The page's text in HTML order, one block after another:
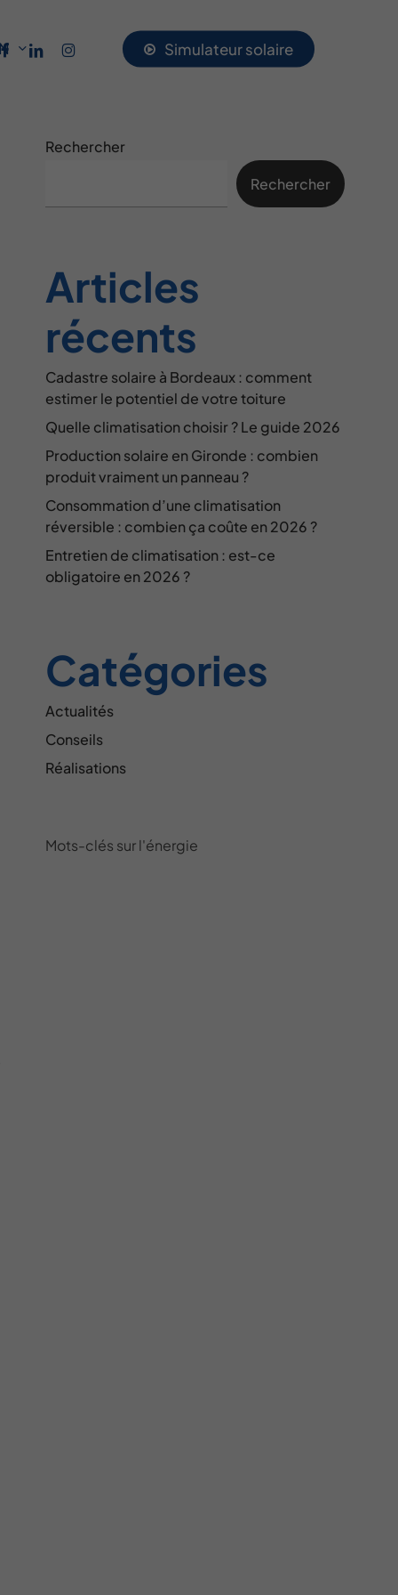
linkedininstagram Simulateursolaire
Rechercher
Rechercher
Articles
récents
Cadastre solaire à Bordeaux : comment
estimer le potentiel de votre toiture
Quelle climatisation choisir ? Le guide 2026
Production solaire en Gironde : combien
produit vraiment un panneau ?
Consommation d’une climatisation
réversible : combien ça coûte en 2026 ?
Entretien de climatisation : est-ce
obligatoire en 2026 ?
Catégories
Actualités
Conseils
Réalisations
Mots-clés sur l'énergie